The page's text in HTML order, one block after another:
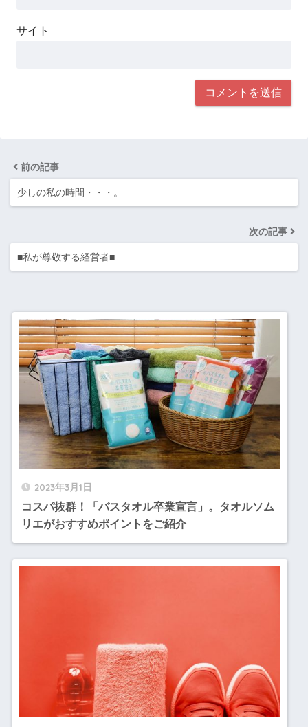
サイト
前の記事
少しの私の時間・・・。
次の記事
■私が尊敬する経営者■
2023年3月1日
コスパ抜群！「バスタオル卒業宣言」。タオルソム
リエがおすすめポイントをご紹介